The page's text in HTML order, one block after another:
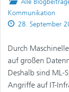
in
Alle
Kommunikation
Published
28. September
Durch
auf großen
Deshalb sind ML-
Angriffe auf IT-